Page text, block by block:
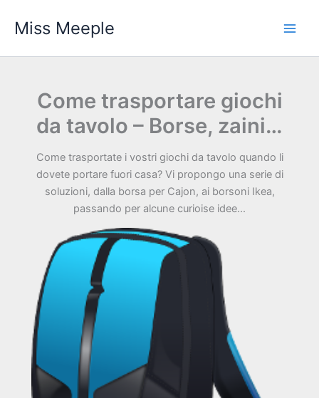
Miss Meeple
Come trasportare giochi
da tavolo – Borse, zaini…
Come trasportate i vostri giochi da tavolo quando li
dovete portare fuori casa? Vi propongo una serie di
soluzioni, dalla borsa per Cajon, ai borsoni Ikea,
passando per alcune curioise idee...